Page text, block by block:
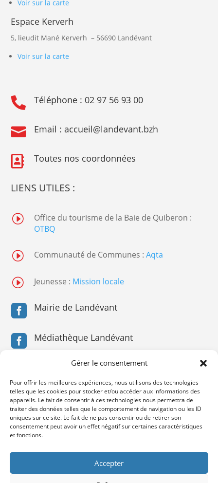
Gérer le consentement
Pour offrir les meilleures expériences, nous utilisons des technologies
telles que les cookies pour stocker et/ou accéder aux informations des
appareils. Le fait de consentir à ces technologies nous permettra de
traiter des données telles que le comportement de navigation ou les ID
uniques sur ce site. Le fait de ne pas consentir ou de retirer son
consentement peut avoir un effet négatif sur certaines caractéristiques
et fonctions.
Accepter
Voir sur la carte
Espace Kerverh
5, lieudit Mané Kerverh – 56690 Landévant
Voir sur la carte
 Téléphone : 02 97 56 93 00
 Email : accueil@landevant.bzh
 Toutes nos coordonnées
LIENS UTILES :
I
Office du tourisme de la Baie de Quiberon :
OTBQ
I Communauté de Communes : Aqta
I Jeunesse : Mission locale
 Mairie de Landévant
 Médiathèque Landévant
Médiathèque Landévant
 Service Jeunesse
 Service Jeunesse
Mentions légales &